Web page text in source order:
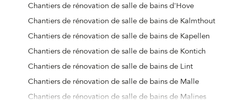
Chantiers de rénovation de salle de bains d'Hove
Chantiers de rénovation de salle de bains de Kalmthout
Chantiers de rénovation de salle de bains de Kapellen
Chantiers de rénovation de salle de bains de Kontich
Chantiers de rénovation de salle de bains de Lint
Chantiers de rénovation de salle de bains de Malle
Chantiers de rénovation de salle de bains de Malines